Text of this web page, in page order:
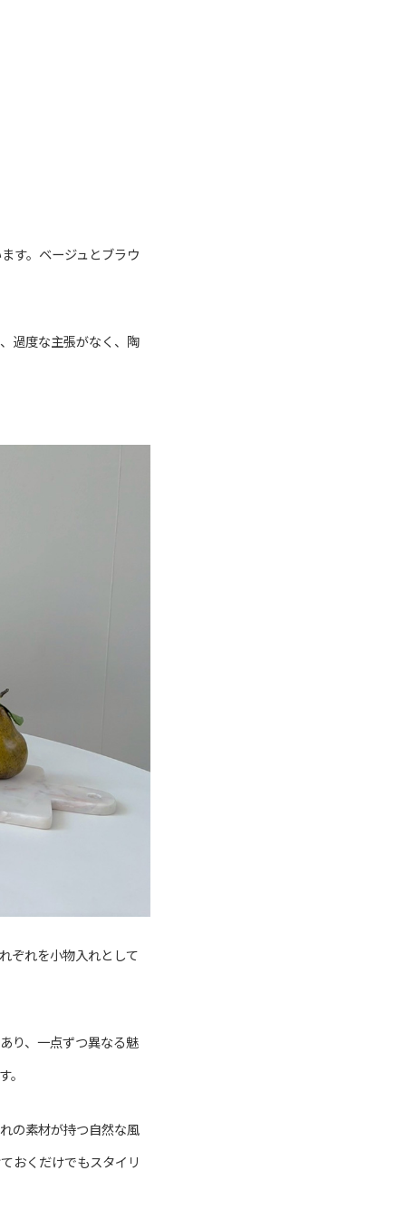
す。ベージュとブラウ
過度な主張がなく、陶
ぞれを小物入れとして
り、一点ずつ異なる魅
の素材が持つ自然な風
おくだけでもスタイリ